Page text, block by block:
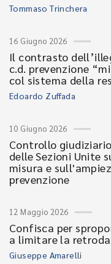
Tommaso Trinchera
16 Giugno 2026
Il contrasto
c.d. prevenzione
col sistema della
Edoardo Zuffada
10 Giugno 2026
Controllo
delle Sezioni Unite
misura e
prevenzione
12 Maggio 2026
Confisca per
a limitare la
Giuseppe Amarelli